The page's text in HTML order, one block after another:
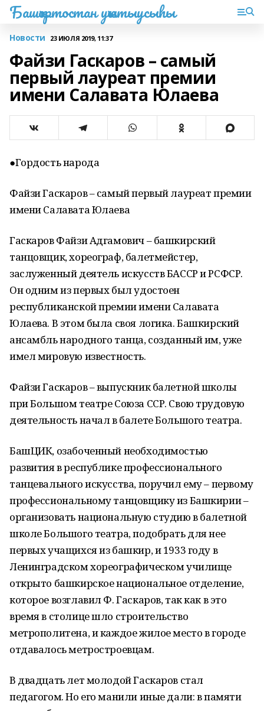
Башҡортостан уҡытыусыһы
Новости 23 ИЮЛЯ 2019, 11:37
Файзи Гаскаров – самый
первый лауреат премии
имени Салавата Юлаева
●Гордость народа
Файзи Гаскаров – самый первый лауреат премии
имени Салавата Юлаева
Гаскаров Файзи Адгамович – башкирский
танцовщик, хореограф, балетмейстер,
заслуженный деятель искусств БАССР и РСФСР.
Он одним из первых был удостоен
республиканской премии имени Салавата
Юлаева. В этом была своя логика. Башкирский
ансамбль народного танца, созданный им, уже
имел мировую известность.
Файзи Гаскаров – выпускник балетной школы
при Большом театре Союза ССР. Свою трудовую
деятельность начал в балете Большого театра.
БашЦИК, озабоченный необходимостью
развития в республике профессионального
танцевального искусства, поручил ему – первому
профессиональному танцовщику из Башкирии –
организовать национальную студию в балетной
школе Большого театра, подобрать для нее
первых учащихся из башкир, и 1933 году в
Ленинградском хореографическом училище
открыто башкирское национальное отделение,
которое возглавил Ф. Гаскаров, так как в это
время в столице шло строительство
метрополитена, и каждое жилое место в городе
отдавалось метростроевцам.
В двадцать лет молодой Гаскаров стал
педагогом. Но его манили иные дали: в памяти